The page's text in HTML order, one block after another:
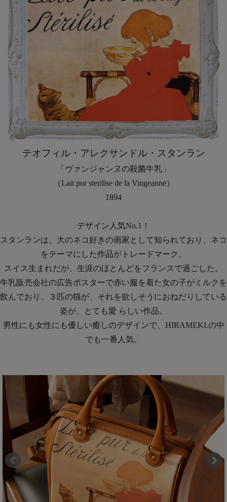
テオフィル・アレクサンドル・スタンラン
「ヴァンジャンヌの殺菌牛乳」
（Lait pur sterilise de la Vingeanne）
1894
デザイン人気No.1！
スタンランは、大のネコ好きの画家として知られており、ネコ
をテーマにした作品がトレードマーク。
スイス生まれだが、生涯のほとんどをフランスで過ごした。
牛乳販売会社の広告ポスターで赤い服を着た女の子がミルクを
飲んでおり、３匹の猫が、それを欲しそうにおねだりしている
姿が、とても愛 らしい作品。
男性にも女性にも優しい癒しのデザインで、HIRAMEKI.の中
でも一番人気。